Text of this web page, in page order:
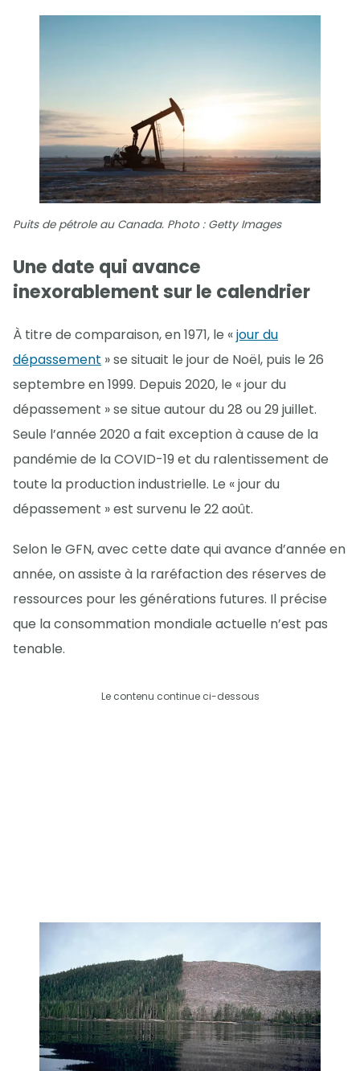
Puits de pétrole au Canada. Photo : Getty Images
Une date qui avance
inexorablement sur le calendrier
À titre de comparaison, en 1971, le «jour du
dépassement » se situait le jour de Noël, puis le 26
septembre en 1999. Depuis 2020, le « jour du
dépassement » se situe autour du 28 ou 29 juillet.
Seule l’année 2020 a fait exception à cause de la
pandémie de la COVID-19 et du ralentissement de
toute la production industrielle. Le « jour du
dépassement » est survenu le 22 août.
Selon le GFN, avec cette date qui avance d’année en
année, on assiste à la raréfaction des réserves de
ressources pour les générations futures. Il précise
que la consommation mondiale actuelle n’est pas
tenable.
Le contenu continue ci-dessous